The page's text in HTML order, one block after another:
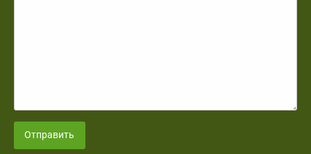
Отправить